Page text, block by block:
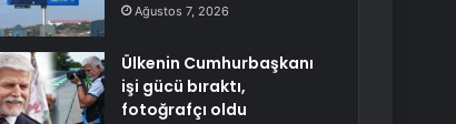
Ağustos 7, 2026
Ülkenin Cumhurbaşkanı
işi gücü bıraktı,
fotoğrafçı oldu